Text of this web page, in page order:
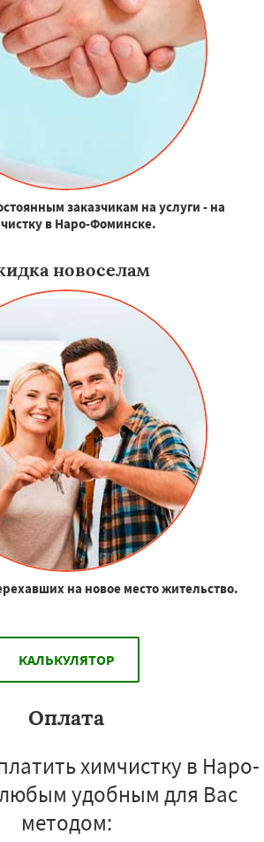
заказчикам на услуги - на
в Наро-Фоминске.
новоселам
на новое место жительство.
КАЛЬКУЛЯТОР
Оплата
химчистку в Наро-
удобным для Вас
методом: